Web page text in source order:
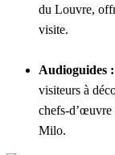
du Louvre,
visite.
Audioguides :
visiteurs à
chefs-d’œuvre
Milo.